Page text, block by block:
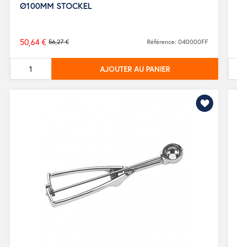
Ø100MM STOCKEL
Prix
de
base
56,27 €
50,64 € Référence: 040000FF
AJOUTER AU PANIER